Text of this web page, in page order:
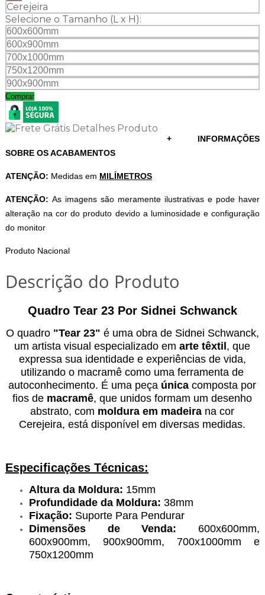
Cerejeira
Selecione o Tamanho (L x H):
600x600mm
600x900mm
700x1000mm
750x1200mm
900x900mm
Comprar
+ INFORMAÇÕES
SOBRE OS ACABAMENTOS
ATENÇÃO: Medidas em MILÍMETROS
ATENÇÃO: As imagens são meramente ilustrativas e pode haver
alteração na cor do produto devido a luminosidade e configuração
do monitor
Produto Nacional
Descrição do Produto
Quadro Tear 23 Por Sidnei Schwanck
O quadro"Tear 23" é uma obra de Sidnei Schwanck,
um artista visual especializado emarte têxtil, que
expressa sua identidade e experiências de vida,
utilizando o macramê como uma ferramenta de
autoconhecimento. É uma peça única composta por
fios de macramê, que unidos formam um desenho
abstrato, com moldura em madeira na cor
Cerejeira, está disponível em diversas medidas.
Especificações Técnicas:
Altura da Moldura: 15mm
Profundidade da Moldura: 38mm
Fixação: Suporte Para Pendurar
Dimensões de Venda: 600x600mm,
600x900mm, 900x900mm, 700x1000mm e
750x1200mm